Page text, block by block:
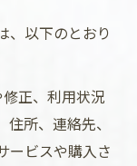
、以下のとおり
正、利用状況
所、連絡先、
ービスや購入さ